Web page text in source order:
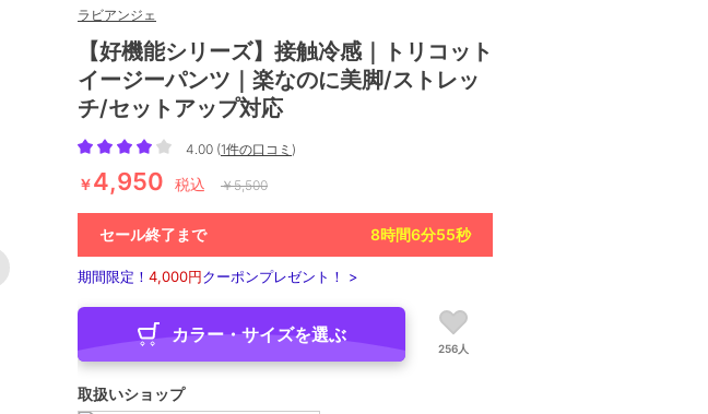
ラビアンジェ
【好機能シリーズ】接触冷感｜トリコット
イージーパンツ｜楽なのに美脚/ストレッ
チ/セットアップ対応
4.00 (1件の口コミ )
￥4,950 税込 ￥5,500
セール終了まで 8時間6分53秒
期間限定！ 4,000円クーポンプレゼント！ >
カラー・サイズを選ぶ
256人
取扱いショップ